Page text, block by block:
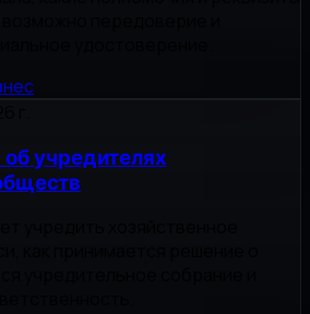
учредителях